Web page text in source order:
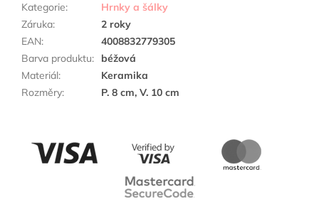
Kategorie:
Hrnky a šálky
Záruka:
2 roky
EAN:
4008832779305
Barva produktu:
béžová
Materiál:
Keramika
Rozměry: P. 8 cm, V. 10 cm